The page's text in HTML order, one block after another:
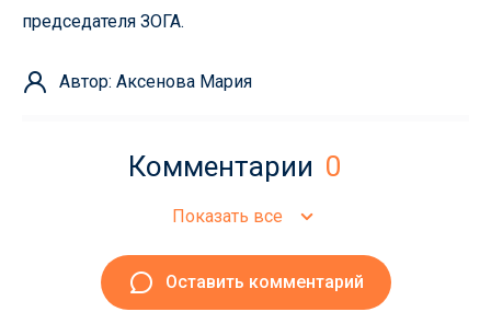
председателя ЗОГА.
Автор: Аксенова Мария
Комментарии 0
Показать все
Оставить комментарий